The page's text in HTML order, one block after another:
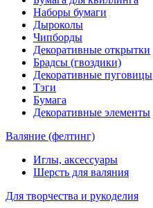
Наборы бумаги
Дыроколы
Чипборды
Декоративные открытки
Брадсы (гвоздики)
Декоративные пуговицы
Тэги
Бумага
Декоративные элементы
Валяние (фелтинг)
Иглы, аксессуары
Шерсть для валяния
Для творчества и рукоделия